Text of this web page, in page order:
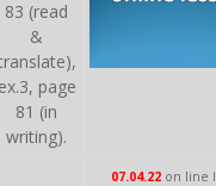
83 (read
&
ex.3, page
81 (in
writing).
07.04.22on line